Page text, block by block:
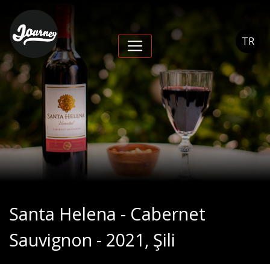
TR
Santa Helena -
Cabernet Sauvignon -
2021, Şili - Journey
Cihangir
Santa Helena - Cabernet
Sauvignon - 2021, Şili